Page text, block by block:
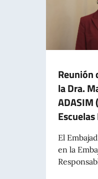
Reunión
la Dra.
ADASIM
El
en la